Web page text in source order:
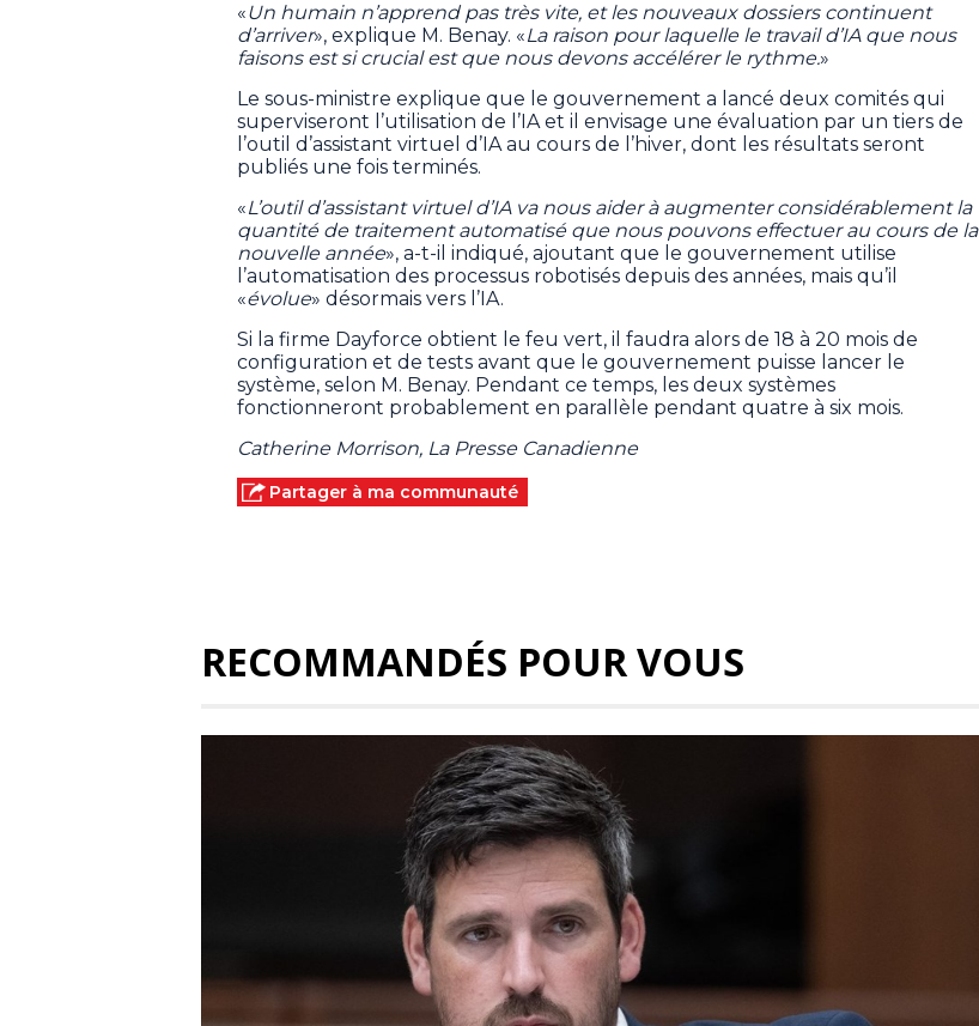
«Un humain n’apprend pas très vite, et les nouveaux dossiers continuent
d’arriver», explique M. Benay. «La raison pour laquelle le travail d’IA que nous
faisons est si crucial est que nous devons accélérer le rythme.»
Le sous-ministre explique que le gouvernement a lancé deux comités qui
superviseront l’utilisation de l’IA et il envisage une évaluation par un tiers de
l’outil d’assistant virtuel d’IA au cours de l’hiver, dont les résultats seront
publiés une fois terminés.
«L’outil d’assistant virtuel d’IA va nous aider à augmenter considérablement la
quantité de traitement automatisé que nous pouvons effectuer au cours de la
nouvelle année», a-t-il indiqué, ajoutant que le gouvernement utilise
l’automatisation des processus robotisés depuis des années, mais qu’il
«évolue» désormais vers l’IA.
Si la firme Dayforce obtient le feu vert, il faudra alors de 18 à 20 mois de
configuration et de tests avant que le gouvernement puisse lancer le
système, selon M. Benay. Pendant ce temps, les deux systèmes
fonctionneront probablement en parallèle pendant quatre à six mois.
Catherine Morrison, La Presse Canadienne
Partager à ma communauté
RECOMMANDÉS POUR VOUS